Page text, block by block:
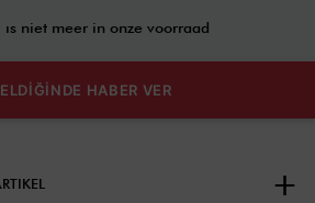
niet meer in onze voorraad
HABER VER